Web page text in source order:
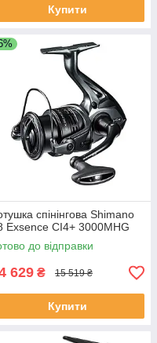
Купити
спінінгова Shimano
Exsence CI4+ 3000MHG
до відправки
629 ₴ 15 519 ₴
Купити